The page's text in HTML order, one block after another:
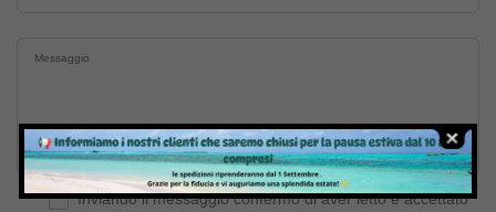
Inviando il messaggio confermo di aver letto e accettato